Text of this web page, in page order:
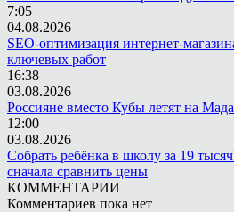
7:05
04.08.2026
SEO-оптимизация интернет-
ключевых работ
16:38
03.08.2026
Россияне вместо Кубы летят на
12:00
03.08.2026
Собрать ребёнка в школу за 19
сначала сравнить цены
КОММЕНТАРИИ
Комментариев пока нет